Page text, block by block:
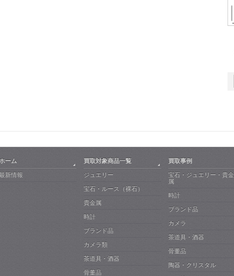
ーム
新情報
買取対象商品一覧
ジュエリー
宝石・ルース（裸石）
貴金属
時計
ブランド品
カメラ類
茶道具・酒器
骨董品
買取事例
宝石・ジュエリー・貴金
属
時計
ブランド品
カメラ
茶道具・酒器
骨董品
陶器・クリスタル